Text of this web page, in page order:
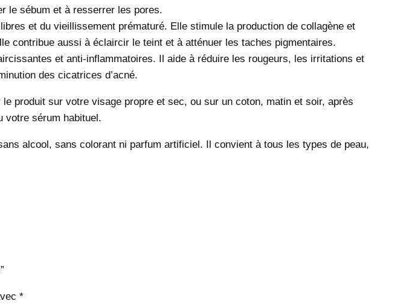
le sébum et à resserrer les pores.
et du vieillissement prématuré. Elle stimule la production de collagène et
contribue aussi à éclaircir le teint et à atténuer les taches pigmentaires.
et anti-inflammatoires. Il aide à réduire les rougeurs, les irritations et
des cicatrices d’acné.
produit sur votre visage propre et sec, ou sur un coton, matin et soir, après
votre sérum habituel.
alcool, sans colorant ni parfum artificiel. Il convient à tous les types de peau,
*